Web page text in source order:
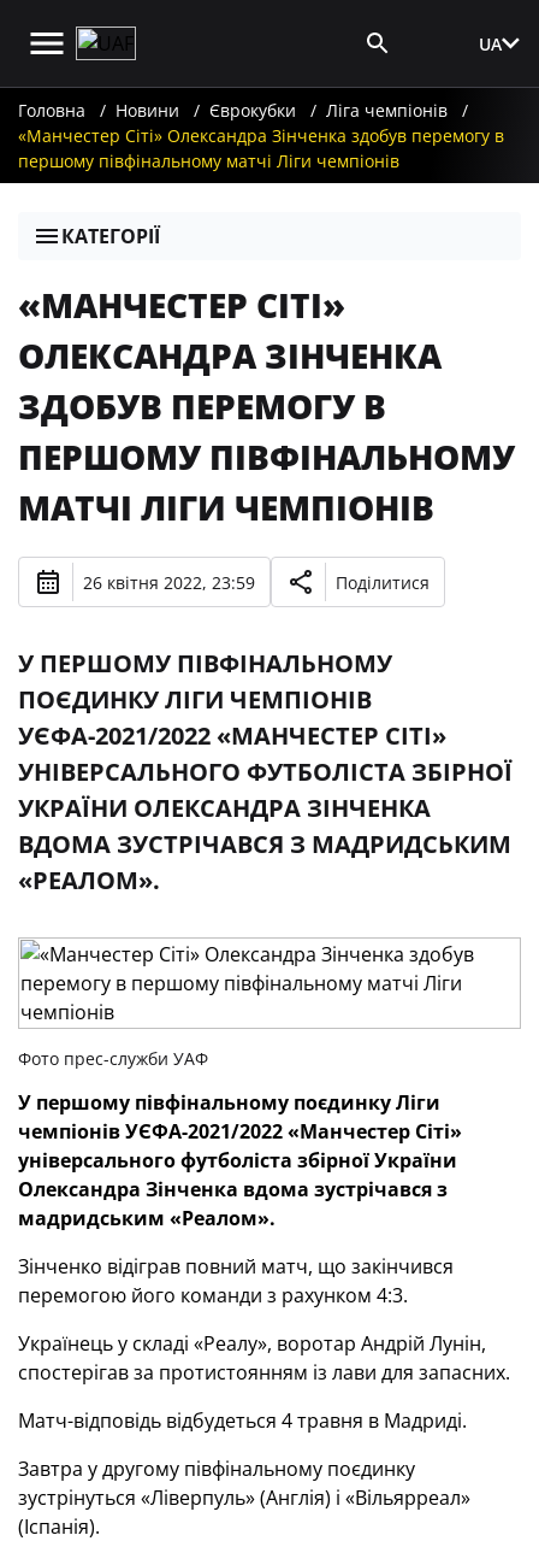
UA
Головна Новини Єврокубки
Ліга чемпіонів
«Манчестер Сіті» Олександра Зінченка здобув перемогу в
першому півфінальному матчі Ліги чемпіонів
КАТЕГОРІЇ
«МАНЧЕСТЕР СІТІ»
ОЛЕКСАНДРА ЗІНЧЕНКА
ЗДОБУВ ПЕРЕМОГУ В
ПЕРШОМУ ПІВФІНАЛЬНОМУ
МАТЧІ ЛІГИ ЧЕМПІОНІВ
26 квітня 2022, 23:59 Поділитися
У ПЕРШОМУ ПІВФІНАЛЬНОМУ
ПОЄДИНКУ ЛІГИ ЧЕМПІОНІВ
УЄФА-2021/2022 «МАНЧЕСТЕР СІТІ»
УНІВЕРСАЛЬНОГО ФУТБОЛІСТА ЗБІРНОЇ
УКРАЇНИ ОЛЕКСАНДРА ЗІНЧЕНКА
ВДОМА ЗУСТРІЧАВСЯ З МАДРИДСЬКИМ
«РЕАЛОМ».
Фото прес-служби УАФ
У першому півфінальному поєдинку Ліги
чемпіонів УЄФА-2021/2022 «Манчестер Сіті»
універсального футболіста збірної України
Олександра Зінченка вдома зустрічався з
мадридським «Реалом».
Зінченко відіграв повний матч, що закінчився
перемогою його команди з рахунком 4:3.
Українець у складі «Реалу», воротар Андрій Лунін,
спостерігав за протистоянням із лави для запасних.
Матч-відповідь відбудеться 4 травня в Мадриді.
Завтра у другому півфінальному поєдинку
зустрінуться «Ліверпуль» (Англія) і «Вільярреал»
(Іспанія).